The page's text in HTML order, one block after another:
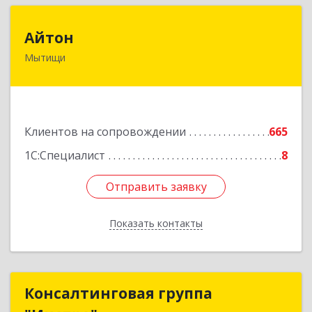
Айтон
Мытищи
Клиентов на сопровождении
665
1С:Специалист
8
Отправить заявку
Показать контакты
Отправить заявку
Назад
Консалтинговая группа
Консалтинговая группа